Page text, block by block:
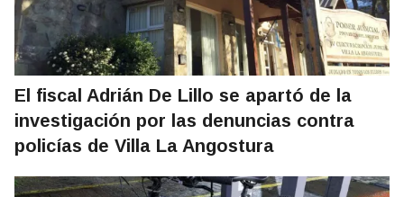
El fiscal Adrián De Lillo se apartó de la
investigación por las denuncias contra
policías de Villa La Angostura